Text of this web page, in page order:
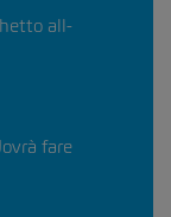
all-
fare